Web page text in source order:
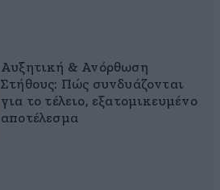
Αυξητική & Ανόρθωση
Στήθους: Πώς συνδυάζονται
για το τέλειο, εξατομικευμένο
αποτέλεσμα